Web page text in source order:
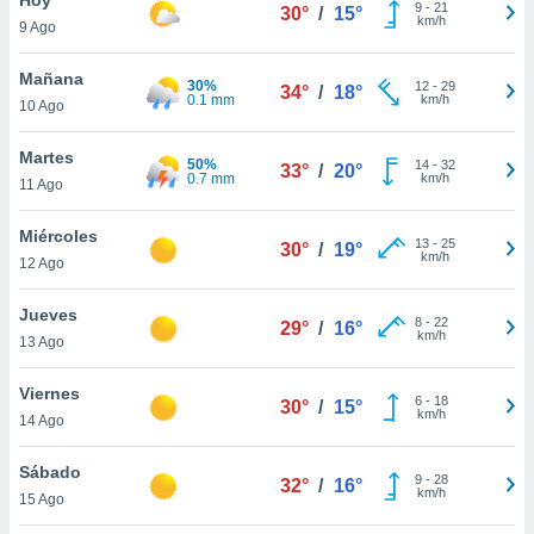
y
en
más
de
9 Ago
30° / 15° 9- 21
km/h
Mañana
10 Ago
30%
0.1 mm
34° / 18° 12- 29
km/h
Martes
11 Ago
50%
0.7 mm
33° / 20° 14- 32
km/h
Miércoles
12 Ago
30° / 19° 13- 25
km/h
Jueves
13 Ago
29° / 16° 8- 22
km/h
Viernes
14 Ago
30° / 15° 6- 18
km/h
Sábado
15 Ago
32° / 16° 9- 28
km/h